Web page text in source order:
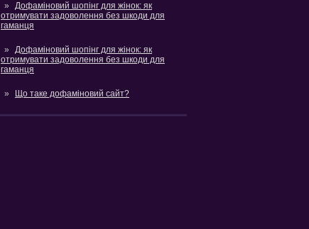
Дофаміновий шопінг для жінок: як
отримувати задоволення без шкоди для
гаманця
Дофаміновий шопінг для жінок: як
отримувати задоволення без шкоди для
гаманця
Що таке дофаміновий сайт?